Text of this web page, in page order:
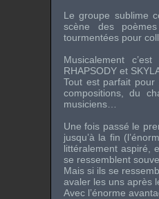
Le groupe sublime
scène des poèmes
tourmentées pour
Musicalement
RHAPSODY et
Tout est parfait
compositions, du
musiciens…
Une fois passé le
jusqu’à la fin
littéralement aspiré,
se ressemblent
Mais si ils se
avaler les uns après
Avec l’énorme